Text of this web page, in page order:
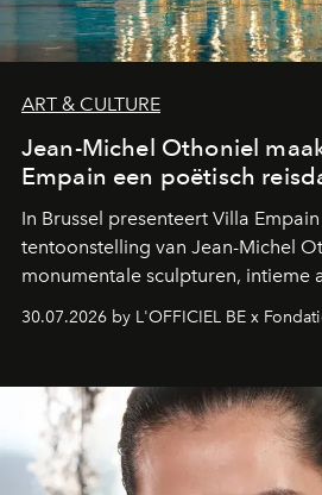
ART & CULTURE
Jean-Michel Othoniel
Empain een poëtisch
In Brussel presenteert Villa
tentoonstelling van Jean-Michel
monumentale sculpturen, intieme
fonkelend Murano-glas creëert de
een emotionele reis waarin elk
moment van verwondering.
30.07.2026 by L'OFFICIEL BE x